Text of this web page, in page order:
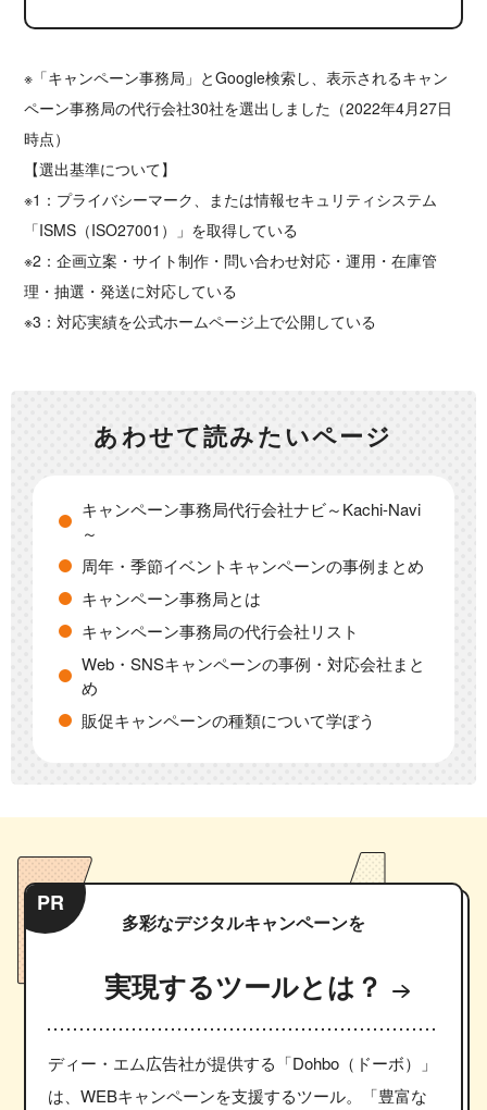
※「キャンペーン事務局」とGoogle検索し、表示されるキャン
ペーン事務局の代行会社30社を選出しました（2022年4月27日
時点）
【選出基準について】
※1：プライバシーマーク、または情報セキュリティシステム
「ISMS（ISO27001）」を取得している
※2：企画立案・サイト制作・問い合わせ対応・運用・在庫管
理・抽選・発送に対応している
※3：対応実績を公式ホームページ上で公開している
あわせて読みたいページ
キャンペーン事務局代行会社ナビ～Kachi-Navi
～
周年・季節イベントキャンペーンの事例まとめ
キャンペーン事務局とは
キャンペーン事務局の代行会社リスト
Web・SNSキャンペーンの事例・対応会社まと
め
販促キャンペーンの種類について学ぼう
PR
多彩なデジタルキャンペーンを
実現するツールとは？
ディー・エム広告社が提供する「Dohbo（ドーボ）」
は、WEBキャンペーンを支援するツール。「豊富な